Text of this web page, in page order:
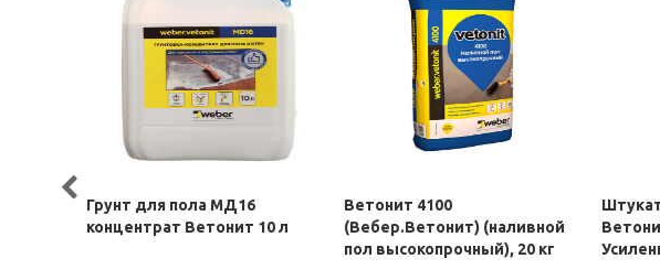
Грунт для пола МД16
концентрат Ветонит 10 л
Ветонит 4100
(Вебер.Ветонит) (наливной
пол высокопрочный), 20 кг